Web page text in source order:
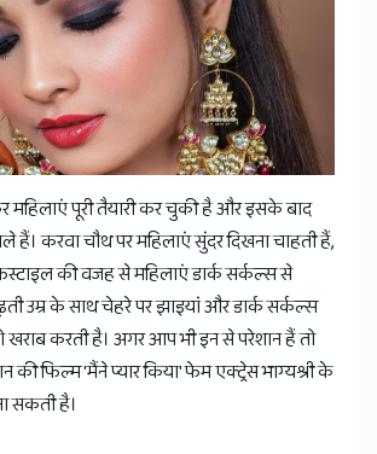
पूरी तैयारी कर चुकी है और इसके बाद
हैं। करवा चौथ पर महिलाएं सुंदर दिखना चाहती हैं,
की वजह से महिलाएं डार्क सर्कल्स से
उम्र के साथ चेहरे पर झाइयां और डार्क सर्कल्स
करती है। अगर आप भी इन से परेशान हैं तो
फिल्म 'मैंने प्यार किया' फेम एक्ट्रेस भाग्यश्री के
सकती है।